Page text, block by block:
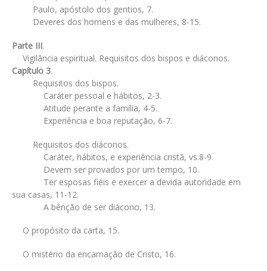
Paulo, apóstolo dos gentios, 7.
Deveres dos homens e das mulheres, 8-15.
Parte III.
Vigilância espiritual. Requisitos dos bispos e diáconos.
Capítulo 3.
Requisitos dos bispos.
Caráter pessoal e hábitos, 2-3.
Atitude perante a família, 4-5.
Experiência e boa reputação, 6-7.
Requisitos dos diáconos.
Caráter, hábitos, e experiência cristã, vs.8-9.
Devem ser provados por um tempo, 10.
Ter esposas fiéis e exercer a devida autoridade em
sua casas, 11-12.
A bênção de ser diácono, 13.
O propósito da carta, 15.
O mistério da encarnação de Cristo, 16.